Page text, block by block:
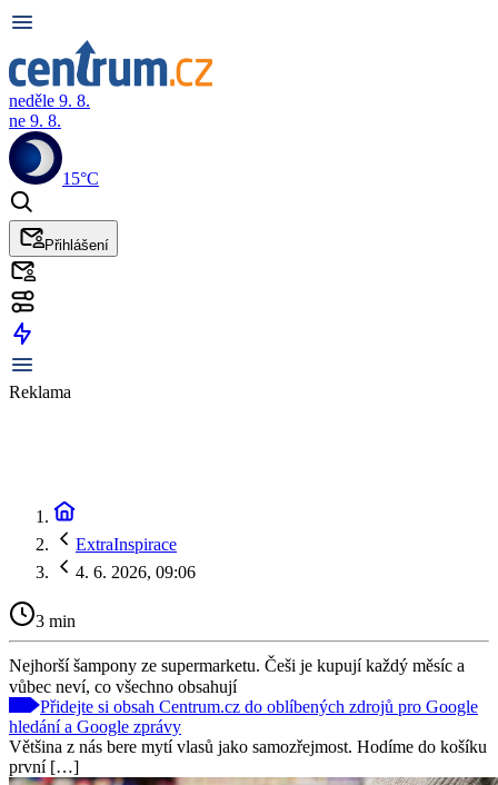
neděle 9. 8.
ne 9. 8.
15°C
Přihlášení
Reklama
ExtraInspirace
4. 6. 2026, 09:06
3 min
Nejhorší šampony ze supermarketu. Češi je kupují každý měsíc a
vůbec neví, co všechno obsahují
Přidejte si obsah Centrum.cz do oblíbených zdrojů pro Google
hledání a Google zprávy
Většina z nás bere mytí vlasů jako samozřejmost. Hodíme do košíku
první […]